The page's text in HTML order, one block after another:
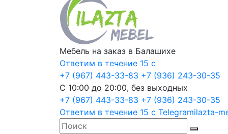
Мебель на заказ в Балашихе
Ответим в течение 15 с
+7 (967) 443-33-83 +7 (936) 243-30-35
С 10:00 до 20:00, без выходных
+7 (967) 443-33-83 +7 (936) 243-30-35
Ответим в течение 15 с Telegramilazta-